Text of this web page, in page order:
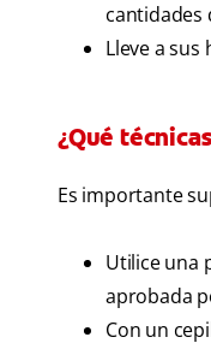
cantidades
Lleve a
¿Qué
Es importante
Utilice una
aprobada
Con un